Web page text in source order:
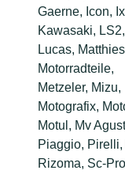
Gaerne, Icon,
Kawasaki,
Lucas, Matthies
Motorradteile,
Metzeler, Mizu,
Motografix,
Motul, Mv
Piaggio, Pirelli,
Rizoma, Sc-